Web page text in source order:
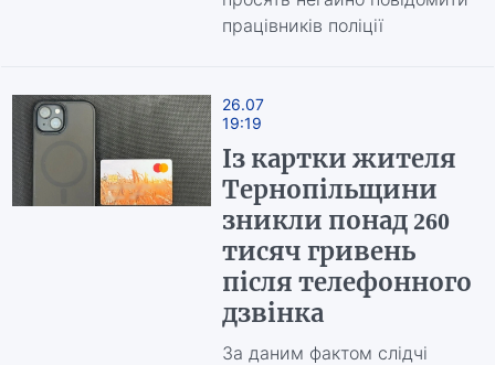
працівників поліції
26.07
19:19
Із картки жителя
Тернопільщини
зникли понад 260
тисяч гривень
після телефонного
дзвінка
За даним фактом слідчі